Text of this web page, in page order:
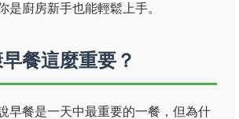
是廚房新手也能輕鬆上手。
餐這麼重要？
早餐是一天中最重要的一餐，但為什